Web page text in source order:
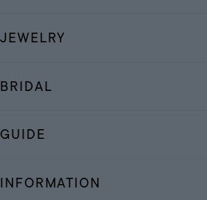
JEWELRY
BRIDAL
GUIDE
INFORMATION